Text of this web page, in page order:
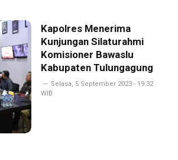
Kapolres Menerima
Kunjungan Silaturahmi
Komisioner Bawaslu
Kabupaten Tulungagung
Selasa, 5 September 2023 - 19:32
WIB